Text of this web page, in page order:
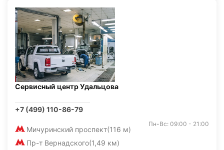
Сервисный центр Удальцова
+7 (499) 110-86-79
Мичуринский проспект(116 м)
Пр-т Вернадского(1,49 км)
Пн-Вс: 09:00 - 21:00